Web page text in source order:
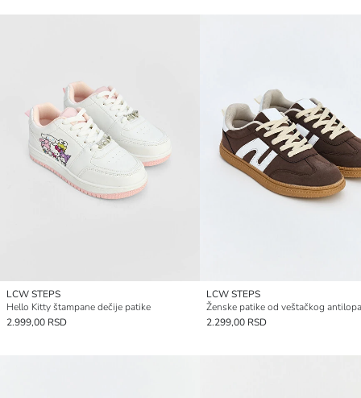
LCW STEPS
Hello Kitty štampane dečije patike
2.999,00 RSD
LCW STEPS
Ženske patike od veštačkog antilopa
2.299,00 RSD